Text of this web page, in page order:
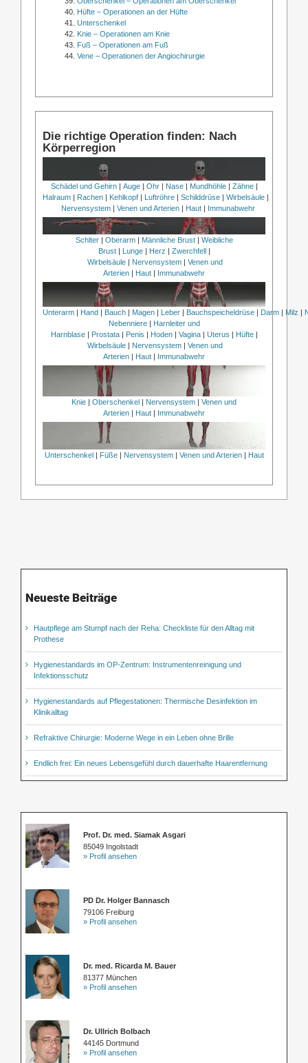
Hüfte – Operationen an der Hüfte
Unterschenkel
Knie – Operationen am Knie
Fuß – Operationen am Fuß
Vene – Operationen der Angiochirurgie
Die richtige Operation finden: Nach
Körperregion
Schädel und Gehirn| Auge| Ohr| Nase| Mundhöhle| Zähne|
Halraum | Rachen | Kehlkopf | Luftröhre | Schilddrüse | Wirbelsäule |
Nervensystem | Venen und Arterien | Haut | Immunabwehr
Schlter| Oberarm| Männliche Brust| Weibliche
Brust| Lunge| Herz | Zwerchfell|
Wirbelsäule | Nervensystem | Venen und
Arterien | Haut | Immunabwehr
Unterarm Hand Bauch Magen Leber Bauchspeicheldrüse Darm Milz
Nebenniere|
Harnleiter und
Harnblase| Prostata| Penis Hoden| Vagina| Uterus Hüfte|
Wirbelsäule
Nervensystem
Venen und
Arterien
Haut Immunabwehr
Knie | Oberschenkel | Nervensystem | Venen und
Arterien | Haut | Immunabwehr
Unterschenkel| Füße| Nervensystem| Venen und Arterien| Haut
Neueste Beiträge
Hautpflege am Stumpf nach der Reha: Checkliste für den Alltag mit
Prothese
Hygienestandards im OP-Zentrum: Instrumentenreinigung und
Infektionsschutz
Hygienestandards auf Pflegestationen: Thermische Desinfektion im
Klinikalltag
Refraktive Chirurgie: Moderne Wege in ein Leben ohne Brille
Endlich frei: Ein neues Lebensgefühl durch dauerhafte Haarentfernung
Prof. Dr. med. Siamak Asgari
85049 Ingolstadt
» Profil ansehen
PD Dr. Holger Bannasch
79106 Freiburg
» Profil ansehen
Dr. med. Ricarda M. Bauer
81377 München
» Profil ansehen
Dr. Ullrich Bolbach
44145 Dortmund
» Profil ansehen